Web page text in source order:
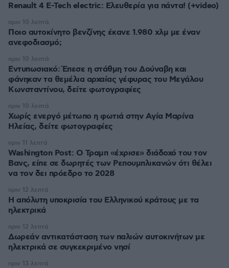
Renault 4 E-Tech electric: Ελευθερία για πάντα! (+video)
Ποιο αυτοκίνητο βενζίνης έκανε 1.980 χλμ με έναν
ανεφοδιασμό;
πριν 10 λεπτά
Εντυπωσιακό: Έπεσε η στάθμη του Δούναβη και
φάνηκαν τα θεμέλια αρχαίας γέφυρας του Μεγάλου
Κωνσταντίνου, δείτε φωτογραφίες
πριν 10 λεπτά
Χωρίς ενεργό μέτωπο η φωτιά στην Aγία Μαρίνα
Ηλείας, δείτε φωτογραφίες
πριν 10 λεπτά
Washington Post: Ο Τραμπ «έχρισε» διάδοχό του τον
Βανς, είπε σε δωρητές των Ρεπουμπλικανών ότι θέλει
να τον δει πρόεδρο το 2028
πριν 11 λεπτά
Η απόλυτη υποκρισία του Ελληνικού κράτους με τα
ηλεκτρικά
πριν 12 λεπτά
Δωρεάν αντικατάσταση των παλιών αυτοκινήτων με
ηλεκτρικά σε συγκεκριμένο νησί
πριν 12 λεπτά
πριν 13 λεπτά